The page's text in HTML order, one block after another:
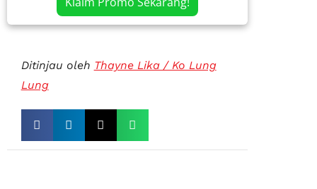
Ditinjau oleh Thayne Lika / Ko Lung
Lung